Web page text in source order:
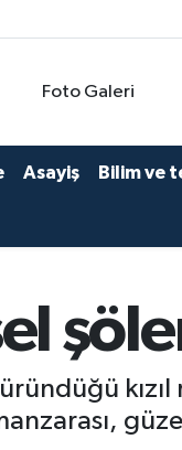
Foto Galeri
Asayiş Bilim ve